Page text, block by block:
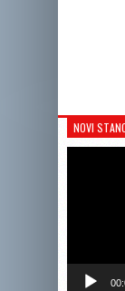
NOVI